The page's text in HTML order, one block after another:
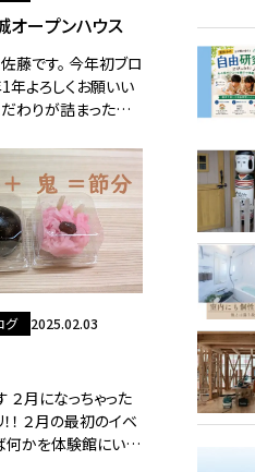
オープンハウス
藤です。 今年初ブロ
1年よろしくお願いい
だわりが詰まった新
した!(^^)! 2/22㈯～
ンハ
グ 2025.02.03
２月になっちゃった
！！ ２月の最初のイベ
何かを体験館にいる